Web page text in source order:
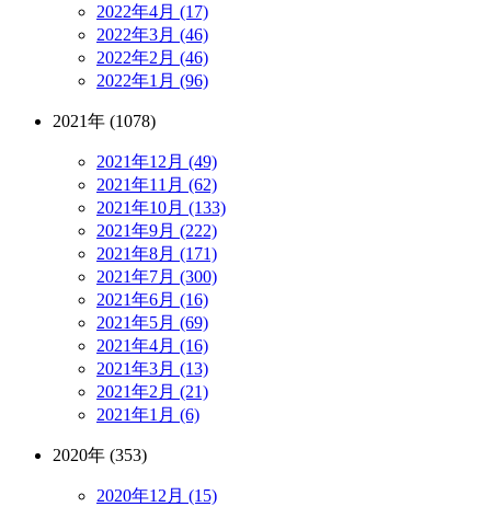
2022年4月 (17)
2022年3月 (46)
2022年2月 (46)
2022年1月 (96)
2021年 (1078)
2021年12月 (49)
2021年11月 (62)
2021年10月 (133)
2021年9月 (222)
2021年8月 (171)
2021年7月 (300)
2021年6月 (16)
2021年5月 (69)
2021年4月 (16)
2021年3月 (13)
2021年2月 (21)
2021年1月 (6)
2020年 (353)
2020年12月 (15)